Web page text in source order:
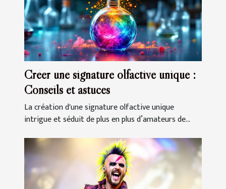
Créer une signature olfactive unique :
Conseils et astuces
La création d'une signature olfactive unique
intrigue et séduit de plus en plus d’amateurs de...